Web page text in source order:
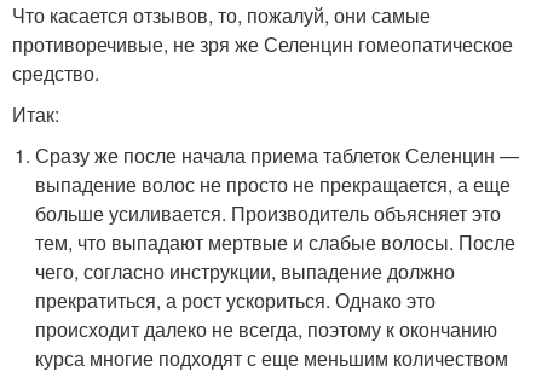
Что касается отзывов, то, пожалуй, они самые
противоречивые, не зря же Селенцин гомеопатическое
средство.
Итак:
Сразу же после начала приема таблеток Селенцин —
выпадение волос не просто не прекращается, а еще
больше усиливается. Производитель объясняет это
тем, что выпадают мертвые и слабые волосы. После
чего, согласно инструкции, выпадение должно
прекратиться, а рост ускориться. Однако это
происходит далеко не всегда, поэтому к окончанию
курса многие подходят с еще меньшим количеством